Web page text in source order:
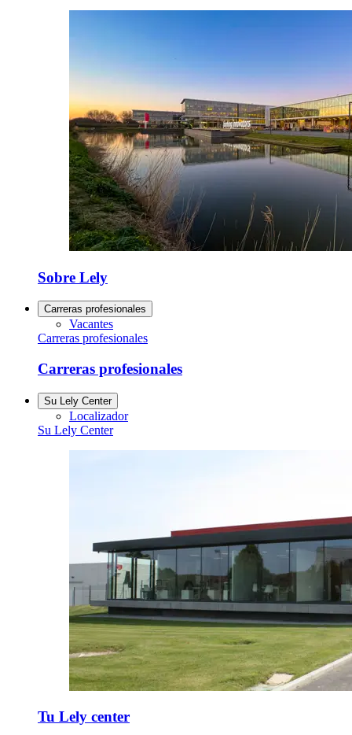
Sobre Lely
Carreras profesionales
Vacantes
Carreras profesionales
Carreras profesionales
Su Lely Center
Localizador
Su Lely Center
Tu Lely center